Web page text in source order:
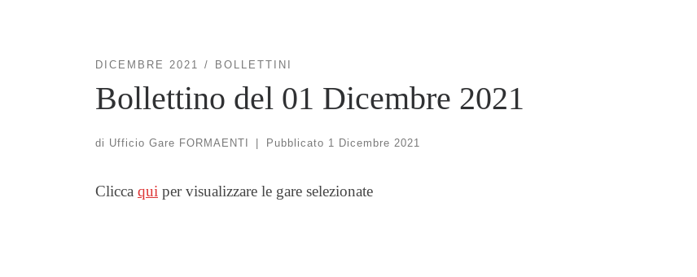
DICEMBRE 2021 BOLLETTINI
Bollettino del 01 Dicembre 2021
di Ufficio Gare FORMAENTI Pubblicato 1 Dicembre 2021
Clicca qui per visualizzare le gare selezionate